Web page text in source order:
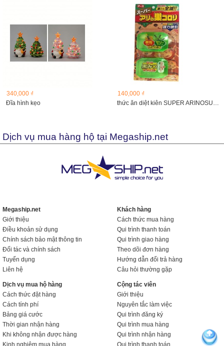
340,000 ₫
Đĩa hình kẹo
140,000 ₫
thức ăn diệt kiên SUPER ARINOSU KOROKI , Nhật Bản
Dịch vụ mua hàng hộ tại Megaship.net
Megaship.net
Giới thiệu
Điều khoản sử dụng
Chính sách bảo mật thông tin
Đối tác và chính sách
Tuyển dụng
Liên hệ
Khách hàng
Cách thức mua hàng
Qui trình thanh toán
Qui trình giao hàng
Theo dõi đơn hàng
Hướng dẫn đổi trả hàng
Câu hỏi thường gặp
Dịch vụ mua hộ hàng
Cách thức đặt hàng
Cách tính phí
Bảng giá cước
Thời gian nhận hàng
Khi không nhận được hàng
Kinh nghiệm mua hàng
Cộng tác viên
Giới thiệu
Nguyên tắc làm việc
Qui trình đăng ký
Qui trình mua hàng
Qui trình nhận hàng
Qui trình thanh toán